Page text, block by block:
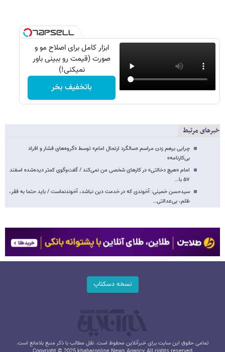
ابزار کامل برای اصلاح مو و
صورت (قیمت رو ببینی باور
نمیکنی!)
باتخفیف بخر
خبرهای مرتبط
چرایی برهم زدن مراسم «سالگرد ارتحال امام» توسط «گروه‌های فشار و افراد
بی‌کارنامه»
امام «هیچ دخالتی» در کارهای شخصی من نمی‌کند / گفت‌وگوی کمتر دیده‌شده اسفند
۵۷ با…
سیدحسن خمینی: آخوندی که در خدمت دین نباشد، آخوندنماست / باید حتما به فقر،
ظلم، بی‌عدالتی…
نسخه دسکتاپ
تمامی حقوق این سایت برای خبرآنلاین محفوظ است. نقل مطالب با ذکر منبع بلامانع است.